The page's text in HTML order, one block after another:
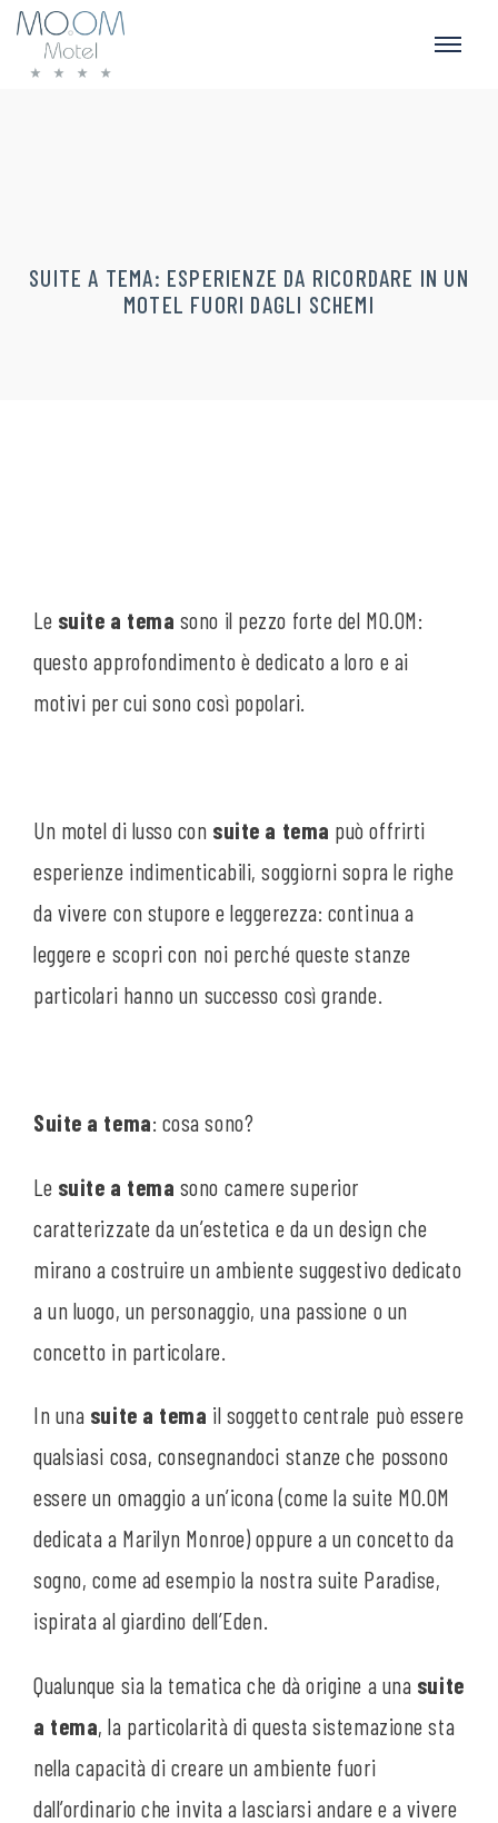
SUITE A TEMA: ESPERIENZE DA RICORDARE IN UN
MOTEL FUORI DAGLI SCHEMI
Le suite a tema sono il pezzo forte del MO.OM:
questo approfondimento è dedicato a loro e ai
motivi per cui sono così popolari.
Un motel di lusso con suite a tema può offrirti
esperienze indimenticabili, soggiorni sopra le righe
da vivere con stupore e leggerezza: continua a
leggere e scopri con noi perché queste stanze
particolari hanno un successo così grande.
Suite a tema: cosa sono?
Le suite a tema sono camere superior
caratterizzate da un’estetica e da un design che
mirano a costruire un ambiente suggestivo dedicato
a un luogo, un personaggio, una passione o un
concetto in particolare.
In una suite a tema il soggetto centrale può essere
qualsiasi cosa, consegnandoci stanze che possono
essere un omaggio a un’icona (come la suite MO.OM
dedicata a Marilyn Monroe) oppure a un concetto da
sogno, come ad esempio la nostra suite Paradise,
ispirata al giardino dell’Eden.
Qualunque sia la tematica che dà origine a una suite
a tema, la particolarità di questa sistemazione sta
nella capacità di creare un ambiente fuori
dall’ordinario che invita a lasciarsi andare e a vivere